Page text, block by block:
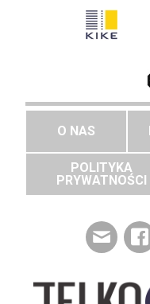
O NAS
POLITYKA
PRYWATNOŚCI